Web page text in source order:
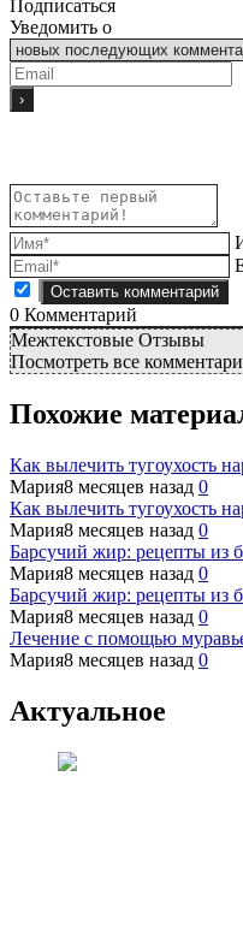
Подписаться
Уведомить о
0 Комментарий
Межтекстовые Отзывы
Посмотреть все
Похожие
Как вылечить тугоухость
Мария8 месяцев назад 0
Как вылечить тугоухость
Мария8 месяцев назад 0
Барсучий жир: рецепты из
Мария8 месяцев назад 0
Барсучий жир: рецепты из
Мария8 месяцев назад 0
Лечение с помощью
Мария8 месяцев назад 0
Актуальное